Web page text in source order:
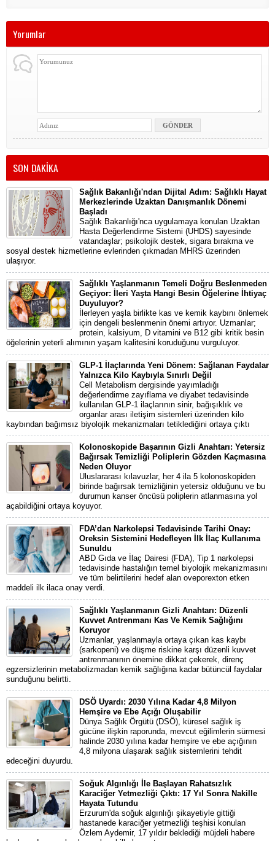
Yorumlar
SON DAKİKA
Sağlık Bakanlığı'ndan Dijital Adım: Sağlıklı Hayat
Merkezlerinde Uzaktan Danışmanlık Dönemi
Başladı
Sağlık Bakanlığı'nca uygulamaya konulan Uzaktan
Hasta Değerlendirme Sistemi (UHDS) sayesinde
vatandaşlar; psikolojik destek, sigara bırakma ve
sosyal destek hizmetlerine evlerinden çıkmadan MHRS üzerinden
ulaşıyor.
Sağlıklı Yaşlanmanın Temeli Doğru Beslenmeden
Geçiyor: İleri Yaşta Hangi Besin Öğelerine İhtiyaç
Duyuluyor?
İlerleyen yaşla birlikte kas ve kemik kaybını önlemek
için dengeli beslenmenin önemi artıyor. Uzmanlar;
protein, kalsiyum, D vitamini ve B12 gibi kritik besin
öğelerinin yeterli alımının yaşam kalitesini koruduğunu vurguluyor.
GLP-1 İlaçlarında Yeni Dönem: Sağlanan Faydalar
Yalnızca Kilo Kaybıyla Sınırlı Değil
Cell Metabolism dergisinde yayımladığı
değerlendirme zayıflama ve diyabet tedavisinde
kullanılan GLP-1 ilaçlarının sinir, bağışıklık ve
organlar arası iletişim sistemleri üzerinden kilo
kaybından bağımsız biyolojik mekanizmaları tetiklediğini ortaya çıktı
Kolonoskopide Başarının Gizli Anahtarı: Yetersiz
Bağırsak Temizliği Poliplerin Gözden Kaçmasına
Neden Oluyor
Uluslararası kılavuzlar, her 4 ila 5 kolonoskopiden
birinde bağırsak temizliğinin yetersiz olduğunu ve bu
durumun kanser öncüsü poliplerin atlanmasına yol
açabildiğini ortaya koyuyor.
FDA’dan Narkolepsi Tedavisinde Tarihi Onay:
Oreksin Sistemini Hedefleyen İlk İlaç Kullanıma
Sunuldu
ABD Gıda ve İlaç Dairesi (FDA), Tip 1 narkolepsi
tedavisinde hastalığın temel biyolojik mekanizmasını
ve tüm belirtilerini hedef alan oveporexton etken
maddeli ilk ilaca onay verdi.
Sağlıklı Yaşlanmanın Gizli Anahtarı: Düzenli
Kuvvet Antrenmanı Kas Ve Kemik Sağlığını
Koruyor
Uzmanlar, yaşlanmayla ortaya çıkan kas kaybı
(sarkopeni) ve düşme riskine karşı düzenli kuvvet
antrenmanının önemine dikkat çekerek, direnç
egzersizlerinin metabolizmadan kemik sağlığına kadar bütüncül faydalar
sunduğunu belirtti.
DSÖ Uyardı: 2030 Yılına Kadar 4,8 Milyon
Hemşire ve Ebe Açığı Oluşabilir
Dünya Sağlık Örgütü (DSÖ), küresel sağlık iş
gücüne ilişkin raporunda, mevcut eğilimlerin sürmesi
halinde 2030 yılına kadar hemşire ve ebe açığının
4,8 milyona ulaşarak sağlık sistemlerini tehdit
edeceğini duyurdu.
Soğuk Algınlığı İle Başlayan Rahatsızlık
Karaciğer Yetmezliği Çıktı: 17 Yıl Sonra Nakille
Hayata Tutundu
Erzurum'da soğuk algınlığı şikayetiyle gittiği
hastanede karaciğer yetmezliği teşhisi konulan
Özlem Aydemir, 17 yıldır beklediği müjdeli habere